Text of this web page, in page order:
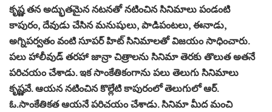
కృష్ణ తన అద్భుతమైన నటనతో నటించిన సినిమాలు పండంటి
కాపురం, దేవుడు చేసిన మనుషులు, పాడిపంటలు, ఈనాడు,
అగ్నిపర్వతం వంటి సూపర్ హిట్ సినిమాలతో విజయం సాధించారు.
పలు హాలీవుడ్ తరహా జాన్రా చిత్రాలను సినిమా తెరకు తొలుత అతనే
పరిచయం చేశాడు. ఇక సాంకేతికంగాను పలు తెలుగు సినిమాలు
కృష్ణవే. ఆయన నటించిన కొల్లేటి కాపురంలో తెలుగులో ఆర్.
ఓ.సాంకేతికత ఆయనే పరిచయం చేశాడు. సినిమా మీద మంచి